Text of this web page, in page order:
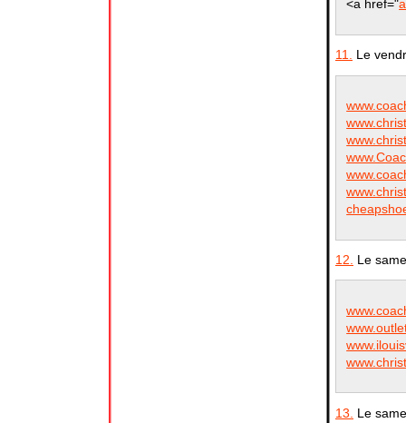
<a href="
11. Le
12. Le
13. Le